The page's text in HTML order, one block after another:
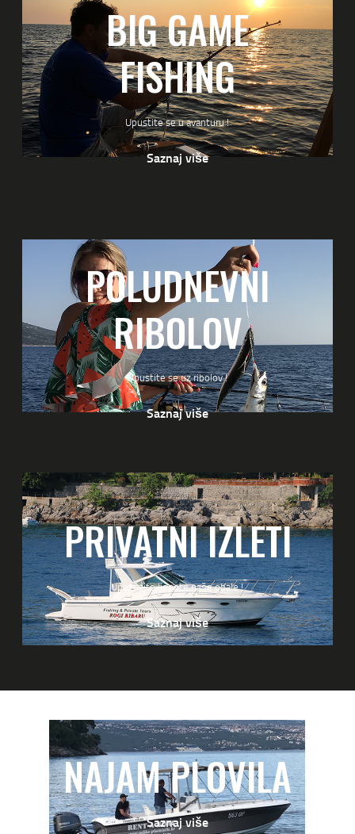
BIG GAME
FISHING
Upustite se u avanturu !
Saznaj više
POLUDNEVNI
RIBOLOV
Opustite se uz ribolov !
Saznaj više
PRIVATNI IZLETI
Upoznajte ljepote naše obale !
Saznaj više
NAJAM PLOVILA
Saznaj više